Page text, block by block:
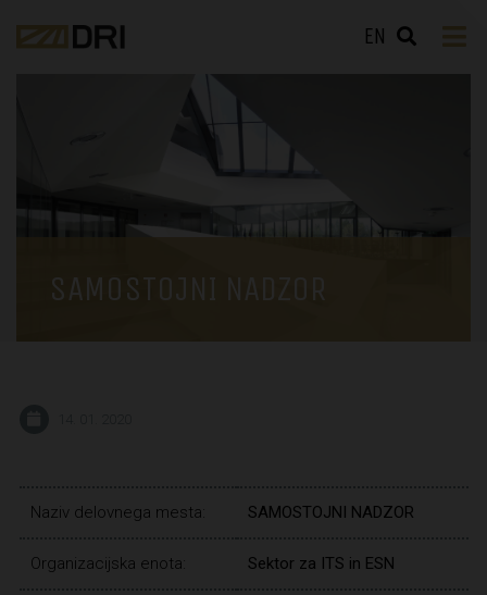
EN
SAMOSTOJNI NADZOR
Naziv delovnega mesta: SAMOSTOJNI NADZOR
Organizacijska enota: Sektor za ITS in ESN